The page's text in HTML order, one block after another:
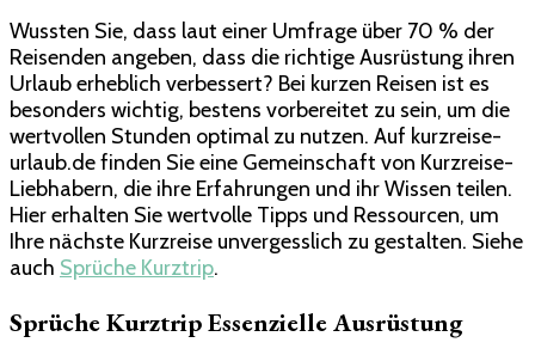
Wussten Sie, dass laut einer Umfrage über 70 % der
Reisenden angeben, dass die richtige Ausrüstung ihren
Urlaub erheblich verbessert? Bei kurzen Reisen ist es
besonders wichtig, bestens vorbereitet zu sein, um die
wertvollen Stunden optimal zu nutzen. Auf kurzreise-
urlaub.de finden Sie eine Gemeinschaft von Kurzreise-
Liebhabern, die ihre Erfahrungen und ihr Wissen teilen.
Hier erhalten Sie wertvolle Tipps und Ressourcen, um
Ihre nächste Kurzreise unvergesslich zu gestalten. Siehe
auch Sprüche Kurztrip.
Sprüche KurztripEssenzielle Ausrüstung